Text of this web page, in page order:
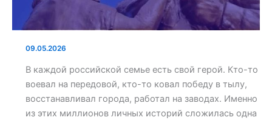
09.05.2026
В каждой российской семье есть свой герой. Кто-то
воевал на передовой, кто-то ковал победу в тылу,
восстанавливал города, работал на заводах. Именно
из этих миллионов личных историй сложилась одна